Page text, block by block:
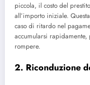
piccola, il costo del
all’importo iniziale.
caso di ritardo nel
accumularsi
rompere.
2. Riconduzione